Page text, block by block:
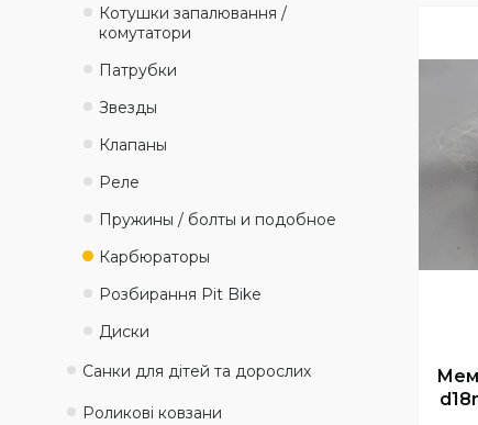
Котушки запалювання /
комутатори
Патрубки
Звезды
Клапаны
Реле
Пружины / болты и подобное
Карбюраторы
Розбирання Pit Bike
Диски
Санки для дітей та дорослих
Роликові ковзани